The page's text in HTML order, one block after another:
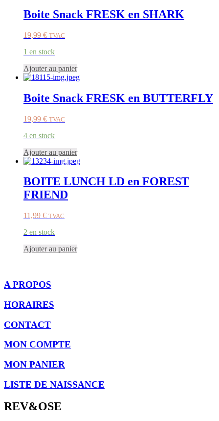
Boite Snack FRESK en SHARK
19,99 € TVAC
1 en stock
Ajouter au panier
Boite Snack FRESK en BUTTERFLY
19,99 € TVAC
4 en stock
Ajouter au panier
BOITE LUNCH LD en FOREST
FRIEND
11,99 € TVAC
2 en stock
Ajouter au panier
A PROPOS
HORAIRES
CONTACT
MON COMPTE
MON PANIER
LISTE DE NAISSANCE
REV&OSE